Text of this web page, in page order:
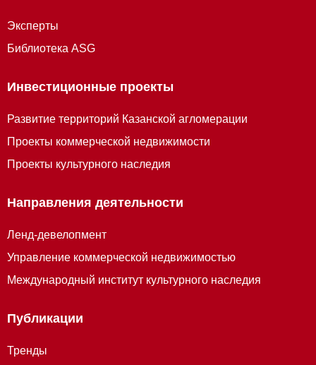
Эксперты
Библиотека ASG
Инвестиционные проекты
Развитие территорий Казанской агломерации
Проекты коммерческой недвижимости
Проекты культурного наследия
Направления деятельности
Ленд-девелопмент
Управление коммерческой недвижимостью
Международный институт культурного наследия
Публикации
Тренды